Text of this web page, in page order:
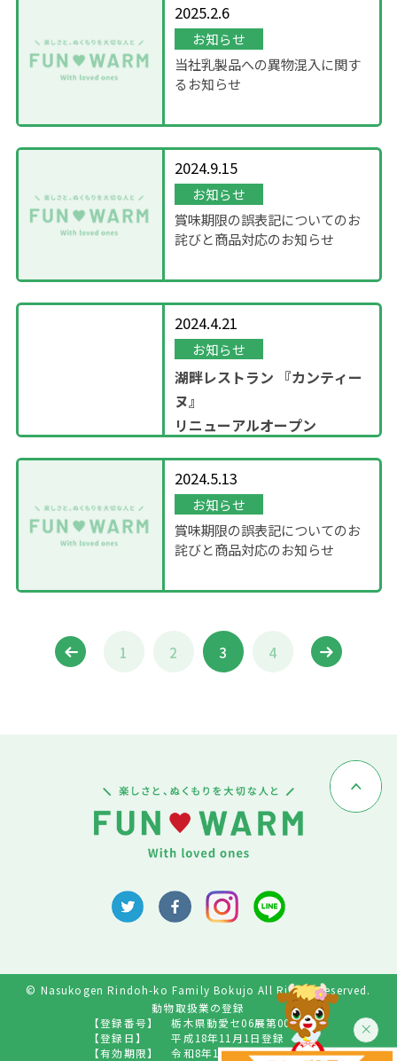
2025.2.6
お知らせ
当社乳製品への異物混入に関す
るお知らせ
2024.9.15
お知らせ
賞味期限の誤表記についてのお
詫びと商品対応のお知らせ
2024.4.21
お知らせ
湖畔レストラン 『カンティー
ヌ』
リニューアルオープン
2024.5.13
お知らせ
賞味期限の誤表記についてのお
詫びと商品対応のお知らせ
1 2 3 4
© Nasukogen Rindoh-ko Family Bokujo All Rights Reserved.
動物取扱業の登録
【登録番号】
栃木県動愛セ06展第009号
【登録日】
平成18年11月1日登録
【有効期限】
令和8年10月31日